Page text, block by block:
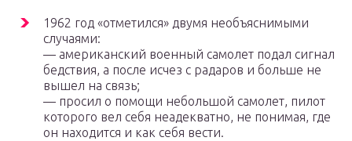
1962 год «отметился» двумя необъяснимыми
случаями:
— американский военный самолет подал сигнал
бедствия, а после исчез с радаров и больше не
вышел на связь;
— просил о помощи небольшой самолет, пилот
которого вел себя неадекватно, не понимая, где
он находится и как себя вести.